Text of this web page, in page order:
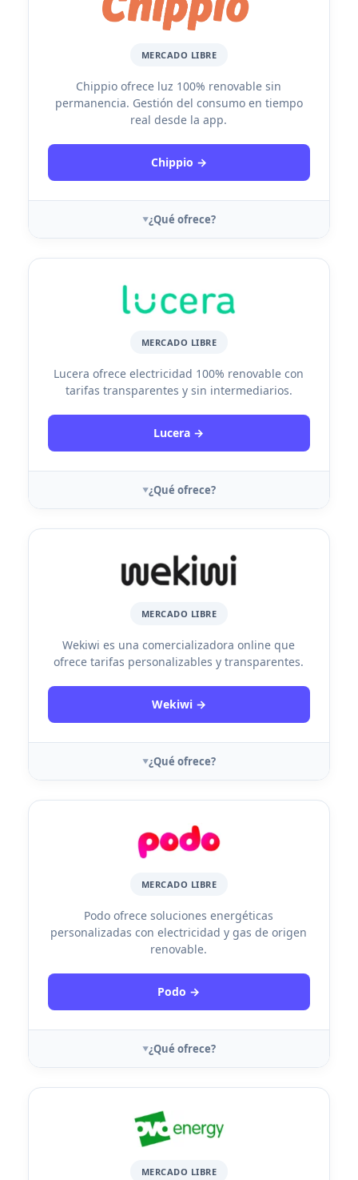
MERCADO LIBRE
Chippio ofrece luz 100% renovable sin
permanencia. Gestión del consumo en tiempo
real desde la app.
Chippio →
¿Qué ofrece?
MERCADO LIBRE
Lucera ofrece electricidad 100% renovable con
tarifas transparentes y sin intermediarios.
Lucera →
¿Qué ofrece?
MERCADO LIBRE
Wekiwi es una comercializadora online que
ofrece tarifas personalizables y transparentes.
Wekiwi →
¿Qué ofrece?
MERCADO LIBRE
Podo ofrece soluciones energéticas
personalizadas con electricidad y gas de origen
renovable.
Podo →
¿Qué ofrece?
MERCADO LIBRE